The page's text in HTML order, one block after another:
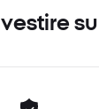
su